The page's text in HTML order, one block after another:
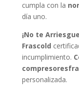
cumpla con la
día uno.
¡No te
Frascold
incumplimiento.
personalizada.